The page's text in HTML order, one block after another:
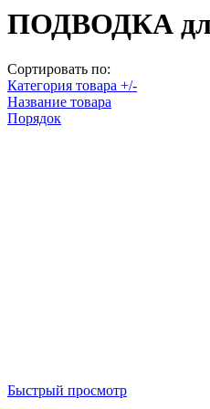
ПОДВОДКА
Сортировать по:
Категория товара +/-
Название товара
Порядок
Быстрый просмотр